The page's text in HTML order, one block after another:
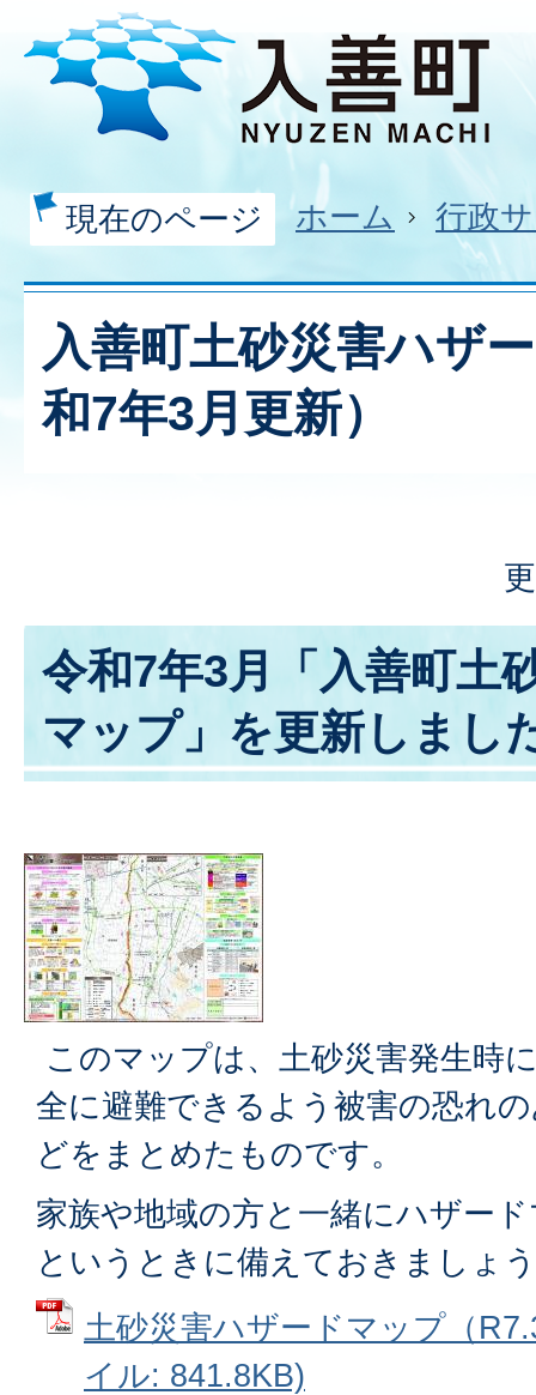
現在のページ ホーム 行政
入善町土砂災害ハザ
和7年3月更新）
令和7年3月「入善町土
マップ」を更新しまし
このマップは、土砂災害発生時
全に避難できるよう被害の恐れ
どをまとめたものです。
家族や地域の方と一緒にハザー
というときに備えておきましょ
土砂災害ハザードマップ（
イル: 841.8KB)